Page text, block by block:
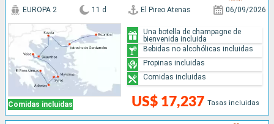
Comidas incluidas
EUROPA 2 11 d El Pireo Atenas 06/09/2026
US$ 17,237 Tasas incluidas
Una botella de champagne de
bienvenida incluida
Bebidas no alcohólicas incluidas
Propinas incluidas
Comidas incluidas